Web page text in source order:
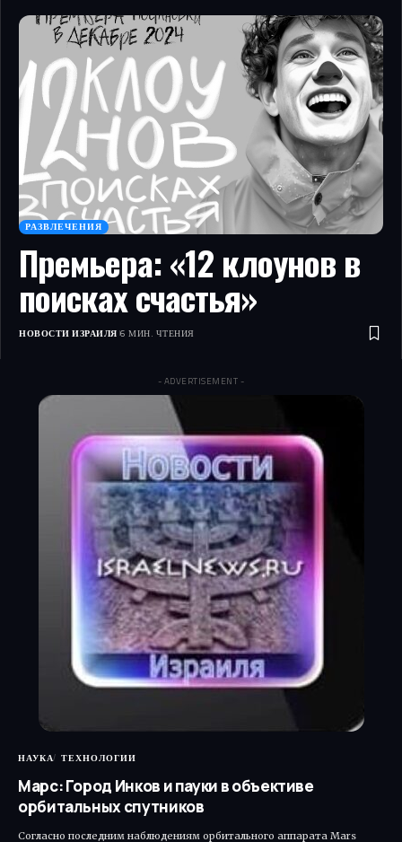
РАЗВЛЕЧЕНИЯ
Премьера: «12 клоунов в
поисках счастья»
НОВОСТИ ИЗРАИЛЯ 6 МИН. ЧТЕНИЯ
- ADVERTISEMENT -
НАУКА ТЕХНОЛОГИИ
Марс: Город Инков и пауки в объективе
орбитальных спутников
Согласно последним наблюдениям орбитального аппарата Mars